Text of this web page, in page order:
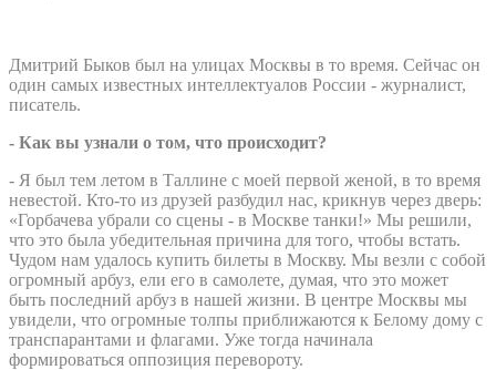
Дмитрий Быков был на улицах Москвы в то время. Сейчас он
один самых известных интеллектуалов России - журналист,
писатель.
- Как вы узнали о том, что происходит?
- Я был тем летом в Таллине с моей первой женой, в то время
невестой. Кто-то из друзей разбудил нас, крикнув через дверь:
«Горбачева убрали со сцены - в Москве танки!» Мы решили,
что это была убедительная причина для того, чтобы встать.
Чудом нам удалось купить билеты в Москву. Мы везли с собой
огромный арбуз, ели его в самолете, думая, что это может
быть последний арбуз в нашей жизни. В центре Москвы мы
увидели, что огромные толпы приближаются к Белому дому с
транспарантами и флагами. Уже тогда начинала
формироваться оппозиция перевороту.